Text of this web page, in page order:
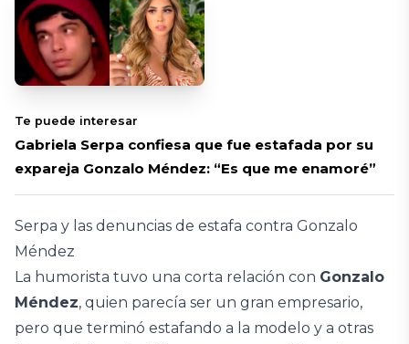
Te puede interesar
Gabriela Serpa confiesa que fue estafada por su
expareja Gonzalo Méndez: “Es que me enamoré”
Serpa y las denuncias de estafa contra Gonzalo
Méndez
La humorista tuvo una corta relación con Gonzalo
Méndez, quien parecía ser un gran empresario,
pero que terminó estafando a la modelo y a otras